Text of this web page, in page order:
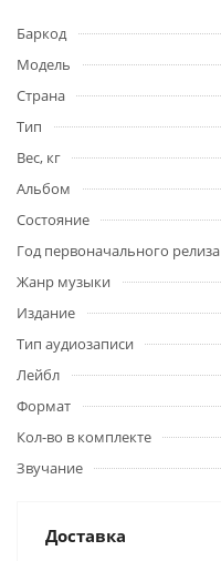
Баркод
Модель
Страна
Тип
Вес, кг
Альбом
Состояние
Год первоначального релиза
Жанр музыки
Издание
Тип аудиозаписи
Лейбл
Формат
Кол-во в комплекте
Звучание
Доставка